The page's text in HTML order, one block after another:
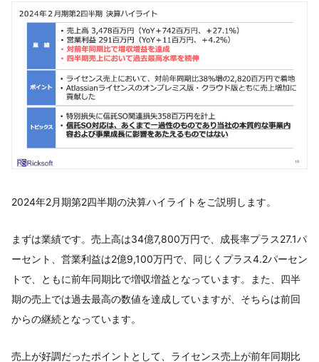
2024年2月期第2四半期の決算ハイライトをご説明します。
まずは業績です。売上高は34億7,800万円で、成長率プラス27.1パ
ーセント、営業利益は2億9,100万円で、同じくプラス4.2パーセン
トで、ともに前年同期比で増収増益となっています。また、四半
期の売上では過去最高の数値を達成していますが、そちらは前回
からの継続となっています。
売上が好調だったポイントとして、ライセンス売上が前年同期比